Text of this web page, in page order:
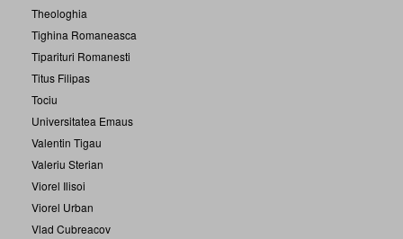
Theologhia
Tighina Romaneasca
Tiparituri Romanesti
Titus Filipas
Tociu
Universitatea Emaus
Valentin Tigau
Valeriu Sterian
Viorel Ilisoi
Viorel Urban
Vlad Cubreacov